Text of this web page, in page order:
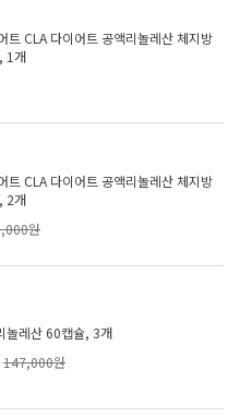
트 CLA 다이어트 공액리놀레산 체지방
1개
트 CLA 다이어트 공액리놀레산 체지방
2개
원
놀레산 60캡슐, 3개
147,000원